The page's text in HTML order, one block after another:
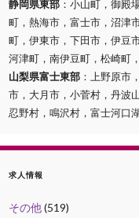
静岡県東部 ：小山町，御殿
町，熱海市，富士市，沼津
町，伊東市，下田市，伊豆
河津町，南伊豆町，松崎町
山梨県富士東部 ：上野原市
市，大月市，小菅村，丹波
忍野村，鳴沢村，富士河口
求人情報
その他(519)